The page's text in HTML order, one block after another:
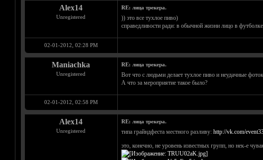
Alex14
Unregistered
RE: лица трекера.
)) это все тухлое пиво)
справедливости ради: в обычной жизни лицо в
02-01-2012, 02:28 PM
Maniachka
Unregistered
RE: лица трекера.
Вот что с людьми делает тухлое пиво и неудачные
А что за мероприятие такое было?
02-01-2012, 02:58 PM
Alex14
Unregistered
RE: лица трекера.
типа грайндфеста местного разливу: http://vk.com/
это, конечно, не уровень известных групп, но нек-е